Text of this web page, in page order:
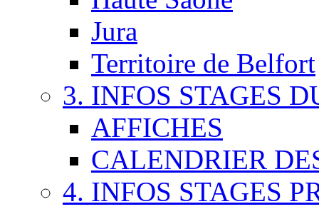
Jura
Territoire de Belfort
3. INFOS STAGES
AFFICHES
CALENDRIER
4. INFOS STAGES